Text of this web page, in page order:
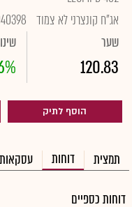
אג"ח קונצרני לא צמוד
שער
120.83
הוסף לתיק
תמצית דוחות עסקאות
דוחות כספיים